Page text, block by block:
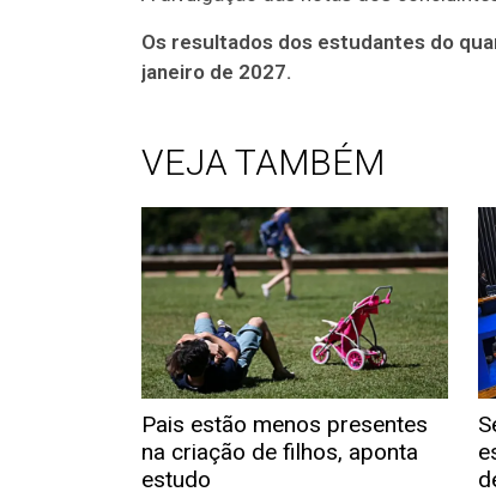
Os resultados dos estudantes do
janeiro de 2027.
VEJA TAMBÉM
Pais estão menos presentes
na criação de filhos, aponta
estudo